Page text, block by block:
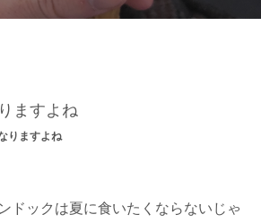
ますよね
りますよね
ドックは夏に食いたくならないじゃ